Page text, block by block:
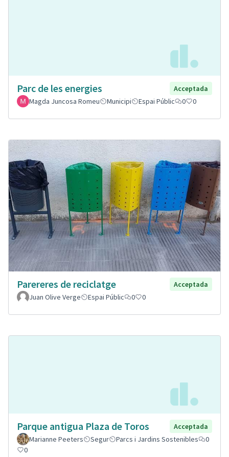
Parc de les energies
Acceptada
Magda Juncosa Romeu
Municipi Espai Públic 0 0
Parereres de reciclatge
Acceptada
Juan Olive Verge
Espai Públic 0 0
Parque antigua Plaza de Toros
Acceptada
Marianne Peeters
Segur Parcs i Jardins Sostenibles
0
0